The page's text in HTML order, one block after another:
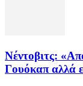
Νέντοβιτς:
Γουόκαπ αλλά